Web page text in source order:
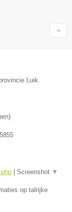
Luik.
)
Screenshot ▼
op talrijke